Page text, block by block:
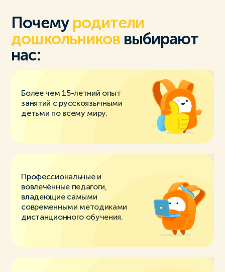
Почему родители
дошкольников выбирают
нас:
Более чем 15-летний опыт
занятий с русскоязычными
детьми по всему миру.
Профессиональные и
вовлечённые педагоги,
владеющие самыми
современными методиками
дистанционного обучения.